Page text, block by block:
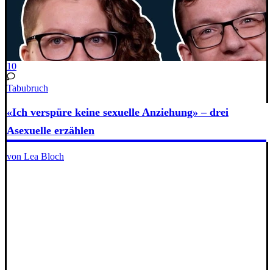
10
Tabubruch
«Ich verspüre keine sexuelle Anziehung» – drei
Asexuelle erzählen
von Lea Bloch